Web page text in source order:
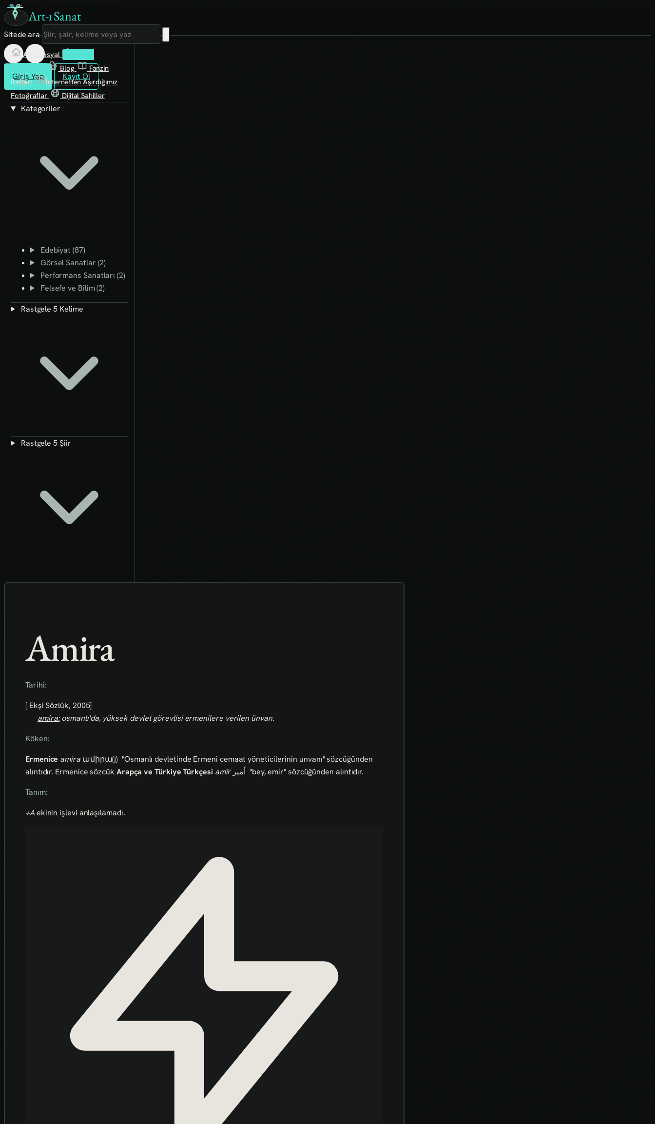
Art-ı Sanat
Sitede ara
Giriş Yap Kayıt Ol
Art-ı Sosyal
Blog
Fanzin
Rafları
İnternetten Aşırdığımız
Fotoğraflar
Dijital Sahiller
Kategoriler
Edebiyat (87)
Görsel Sanatlar (2)
Performans Sanatları (2)
Felsefe ve Bilim (2)
Rastgele 5 Kelime
Rastgele 5 Şiir
Amira
Tarihi:
[ Ekşi Sözlük, 2005]
amira:osmanlı'da, yüksek devlet görevlisi ermenilere verilen ünvan.
Köken:
Ermenice amiraամիրա(յ) "Osmanlı devletinde Ermeni cemaat yöneticilerinin unvanı" sözcüğünden
alıntıdır. Ermenice sözcük Arapça ve Türkiye Türkçesi amīr
"bey, emir" sözcüğünden alıntıdır.
Tanım:
+Aekinin işlevi anlaşılamadı.